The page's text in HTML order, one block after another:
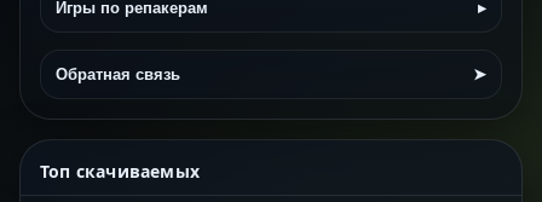
Игры по репакерам ▸
Обратная связь ➤
Топ скачиваемых